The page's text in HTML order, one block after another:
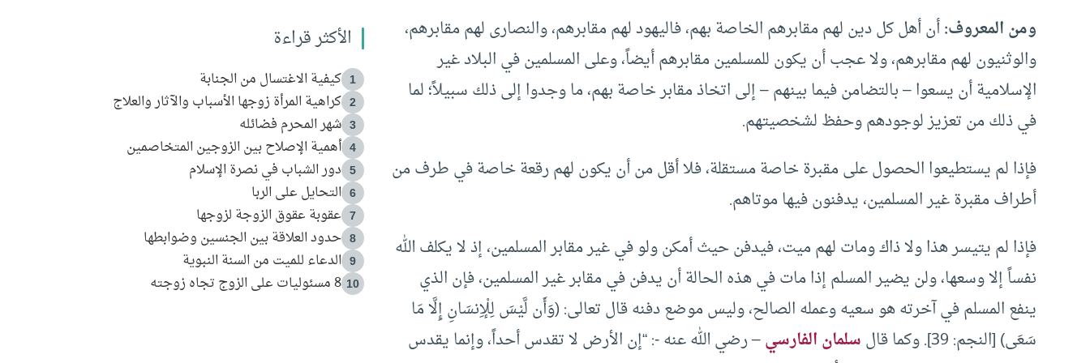
ومن المعروف:أن أهل كل دين لهم مقابرهم الخاصة بهم، فاليهود لهم مقابرهم، والنصارى لهم مقابرهم،
والوثنيون لهم مقابرهم، ولا عجب أن يكون للمسلمين مقابرهم أيضاً، وعلى المسلمين في البلاد غير
الإسلامية أن يسعوا – بالتضامن فيما بينهم – إلى اتخاذ مقابر خاصة بهم، ما وجدوا إلى ذلك سبيلاً؛ لما
في ذلك من تعزيز لوجودهم وحفظ لشخصيتهم.
فإذا لم يستطيعوا الحصول على مقبرة خاصة مستقلة، فلا أقل من أن يكون لهم رقعة خاصة في طرف من
أطراف مقبرة غير المسلمين، يدفنون فيها موتاهم.
فإذا لم يتيسر هذا ولا ذاك ومات لهم ميت، فيدفن حيث أمكن ولو في غير مقابر المسلمين، إذ لا يكلف الله
نفساً إلا وسعها، ولن يضير المسلم إذا مات في هذه الحالة أن يدفن في مقابر غير المسلمين، فإن الذي
ينفع المسلم في آخرته هو سعيه وعمله الصالح، وليس موضع دفنه قال تعالى: (وَأَن لَّيْسَ لِلْإِنسَانِ إِلَّا مَا
سَعَى) [النجم: 39]. وكما قال
سلمان الفارسي– رضي الله عنه -: “إن الأرض لا تقدس أحداً، وإنما يقدس
الأكثر قراءة
1 كيفية الاغتسال من الجنابة
2 كراهية المرأة زوجها الأسباب والآثار والعلاج
3 شهر المحرم فضائله
4 أهمية الإصلاح بين الزوجين المتخاصمين
5 دور الشباب في نصرة الإسلام
6 التحايل على الربا
7 عقوبة عقوق الزوجة لزوجها
8 حدود العلاقة بين الجنسين وضوابطها
9 الدعاء للميت من السنة النبوية
10 8 مسئوليات على الزوج تجاه زوجته